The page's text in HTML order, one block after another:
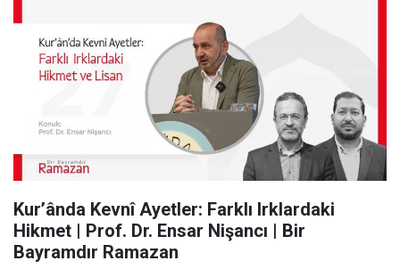
Kur’ânda Kevnî Ayetler: Farklı Irklardaki
Hikmet | Prof. Dr. Ensar Nişancı | Bir
Bayramdır Ramazan